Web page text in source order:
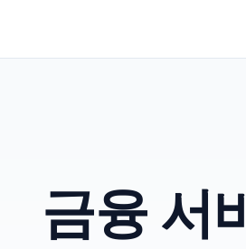
금융 서